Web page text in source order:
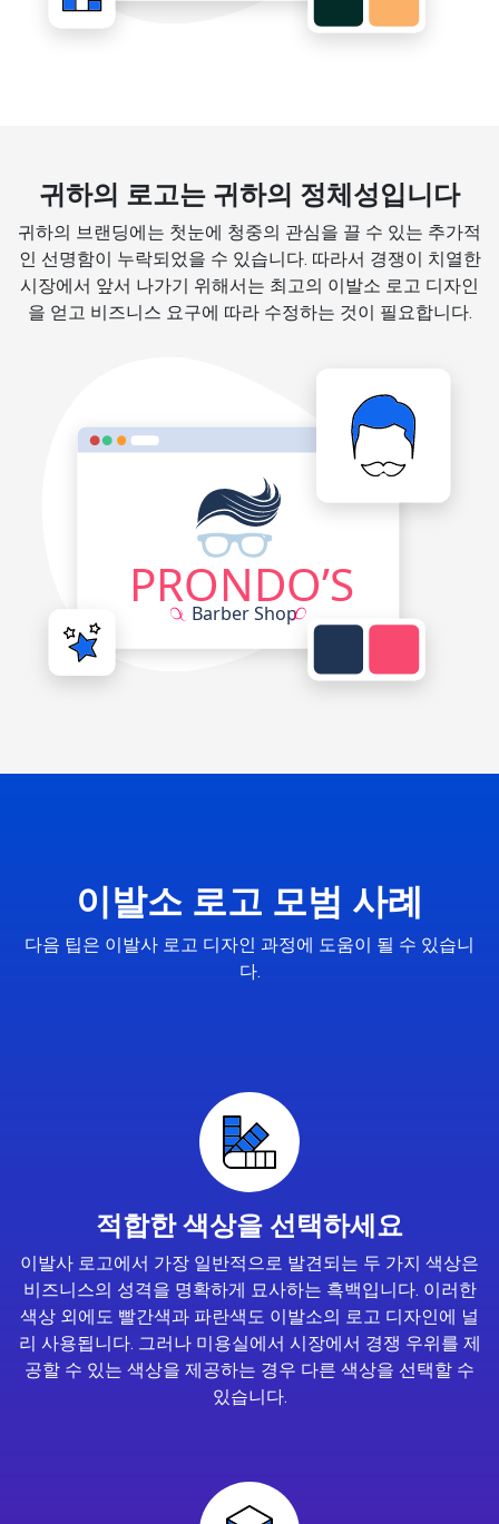
귀하의 로고는 귀하의 정체성입니다
귀하의 브랜딩에는 첫눈에 청중의 관심을 끌 수 있는 추가적
인 선명함이 누락되었을 수 있습니다. 따라서 경쟁이 치열한
시장에서 앞서 나가기 위해서는 최고의 이발소 로고 디자인
을 얻고 비즈니스 요구에 따라 수정하는 것이 필요합니다.
이발소 로고 모범 사례
다음 팁은 이발사 로고 디자인 과정에 도움이 될 수 있습니
다.
적합한 색상을 선택하세요
이발사 로고에서 가장 일반적으로 발견되는 두 가지 색상은
비즈니스의 성격을 명확하게 묘사하는 흑백입니다. 이러한
색상 외에도 빨간색과 파란색도 이발소의 로고 디자인에 널
리 사용됩니다. 그러나 미용실에서 시장에서 경쟁 우위를 제
공할 수 있는 색상을 제공하는 경우 다른 색상을 선택할 수
있습니다.